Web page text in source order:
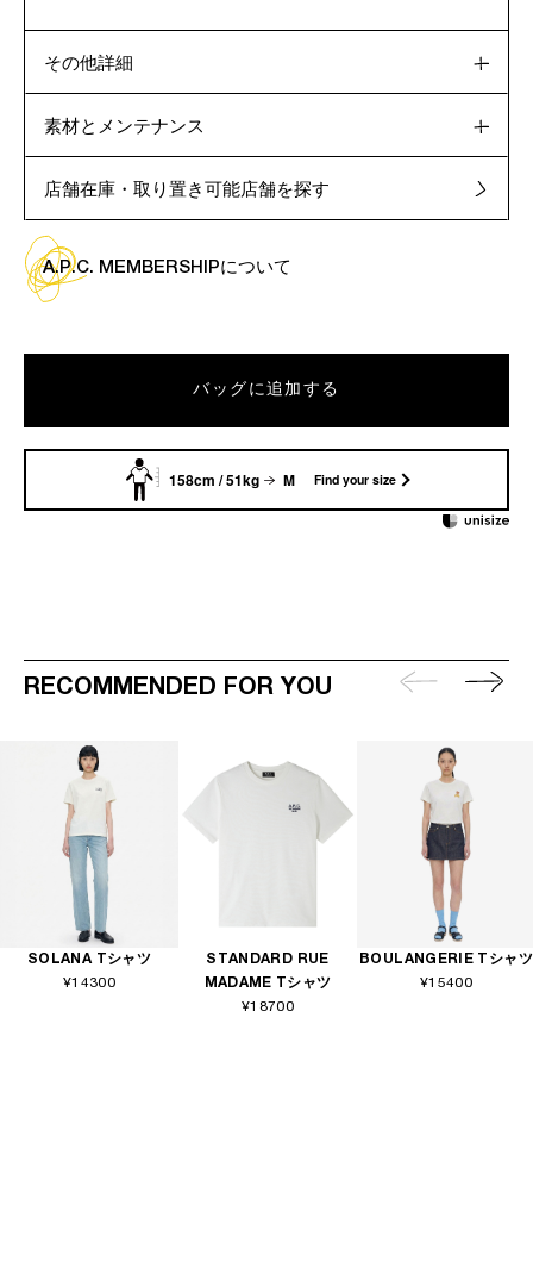
その他詳細
素材とメンテナンス
店舗在庫・取り置き可能店舗を探す
A.P.C. MEMBERSHIPについて
バッグに追加する
158cm / 51kg M Find your size
RECOMMENDED FOR YOU
SOLANA Tシャツ
¥14300
STANDARD RUE
MADAME Tシャツ
¥18700
BOULANGERIE Tシャツ
¥15400